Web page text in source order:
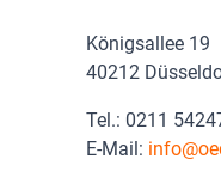
Königsallee 19
40212
Tel.: 0211
E-Mail: info